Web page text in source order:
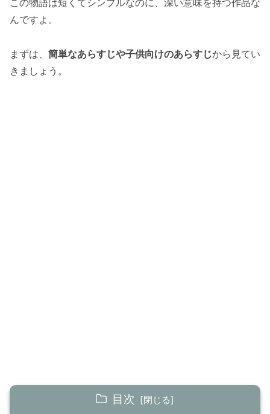
この物語は短くてシンプルなのに、深い意味を持つ作品な
んですよ。
まずは、 簡単なあらすじや子供向けのあらすじから見てい
きましょう。
目次